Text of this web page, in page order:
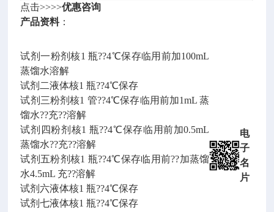
点击>>>>优惠咨询
产品资料：
试剂一粉剂核1 瓶??4℃保存临用前加100mL
蒸馏水溶解
试剂二液体核1 瓶??4℃保存
试剂三粉剂核1 管??4℃保存临用前加1mL 蒸
馏水??充??溶解
试剂四粉剂核1 瓶??4℃保存临用前加0.5mL
蒸馏水??充??溶解
试剂五粉剂核1 瓶??4℃保存临用前??加蒸馏
水4.5mL 充??溶解
试剂六液体核1 瓶??4℃保存
试剂七液体核1 瓶??4℃保存
电
子
名
片